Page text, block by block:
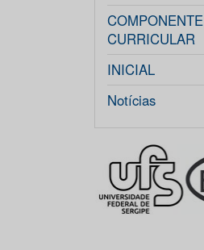
COMPONENTE
CURRICULAR
INICIAL
Notícias